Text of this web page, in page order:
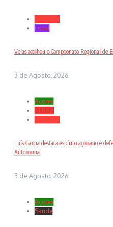
Local
Velas acolheu o Campeonato Regional de
3 de Agosto, 2026
Açores
ALRAA
Luís Garcia destaca espírito açoriano e
Autonomia
3 de Agosto, 2026
Açores
Saude